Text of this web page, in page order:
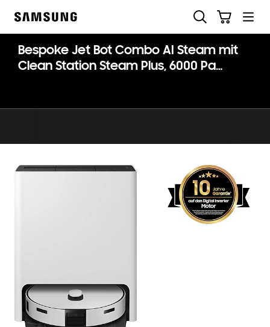
Bespoke Jet Bot Combo AI Steam mit
Clean Station Steam Plus, 6000 Pa